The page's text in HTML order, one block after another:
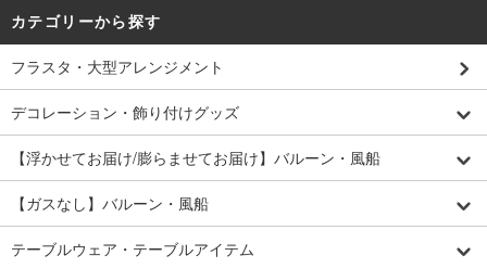
カテゴリーから探す
フラスタ・大型アレンジメント
デコレーション・飾り付けグッズ
【浮かせてお届け/膨らませてお届け】バルーン・風船
【ガスなし】バルーン・風船
テーブルウェア・テーブルアイテム